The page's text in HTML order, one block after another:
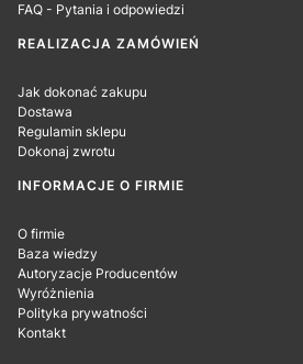
FAQ - Pytania i odpowiedzi
REALIZACJA ZAMÓWIEŃ
Jak dokonać zakupu
Dostawa
Regulamin sklepu
Dokonaj zwrotu
INFORMACJE O FIRMIE
O firmie
Baza wiedzy
Autoryzacje Producentów
Wyróżnienia
Polityka prywatności
Kontakt